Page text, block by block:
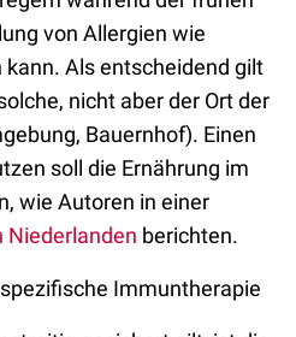
von Allergien wie
Als entscheidend gilt
nicht aber der Ort der
Bauernhof). Einen
soll die Ernährung im
wie Autoren in einer
Niederlanden berichten.
Immuntherapie